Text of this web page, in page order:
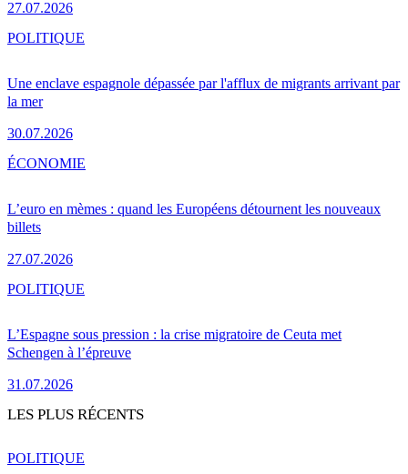
27.07.2026
Une enclave espagnole dépassée par l'afflux de migrants arrivant par
la mer
30.07.2026
POLITIQUE
L’euro en mèmes : quand les Européens détournent les nouveaux
billets
27.07.2026
ÉCONOMIE
L’Espagne sous pression : la crise migratoire de Ceuta met
Schengen à l’épreuve
31.07.2026
POLITIQUE
LES PLUS RÉCENTS
POLITIQUE